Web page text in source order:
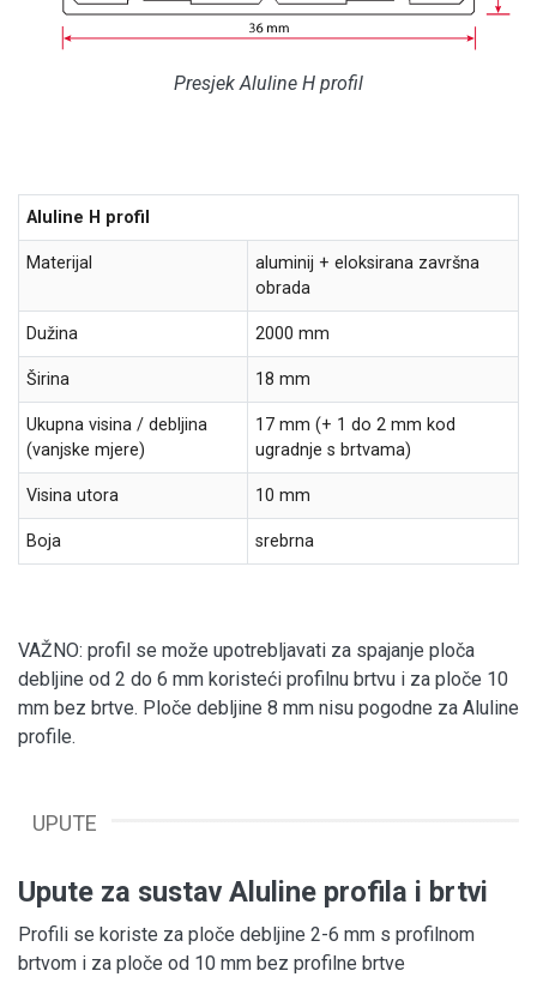
Presjek Aluline H profil
Aluline H profil
Materijal
aluminij + eloksirana završna
obrada
Dužina 2000 mm
Širina 18 mm
Ukupna visina / debljina
(vanjske mjere)
17 mm (+ 1 do 2 mm kod
ugradnje s brtvama)
Visina utora 10 mm
Boja srebrna
VAŽNO: profil se može upotrebljavati za spajanje ploča
debljine od 2 do 6 mm koristeći profilnu brtvu i za ploče 10
mm bez brtve. Ploče debljine 8 mm nisu pogodne za Aluline
profile.
UPUTE
Upute za sustav Aluline profila i brtvi
Profili se koriste za ploče debljine 2-6 mm s profilnom
brtvom i za ploče od 10 mm bez profilne brtve